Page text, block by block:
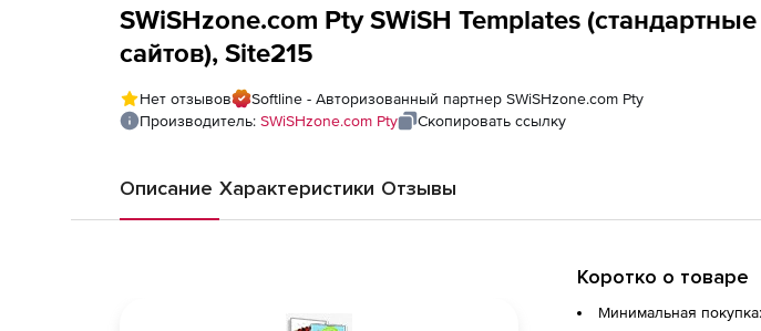
SWiSHzone.com Pty SWiSH Templates
сайтов), Site215
Нет отзывов
Softline - Авторизованный партнер SWiSHzone.com Pty
Производитель: SWiSHzone.com Pty Скопировать ссылку
Описание Характеристики Отзывы
Коротко о товаре
Минимальная